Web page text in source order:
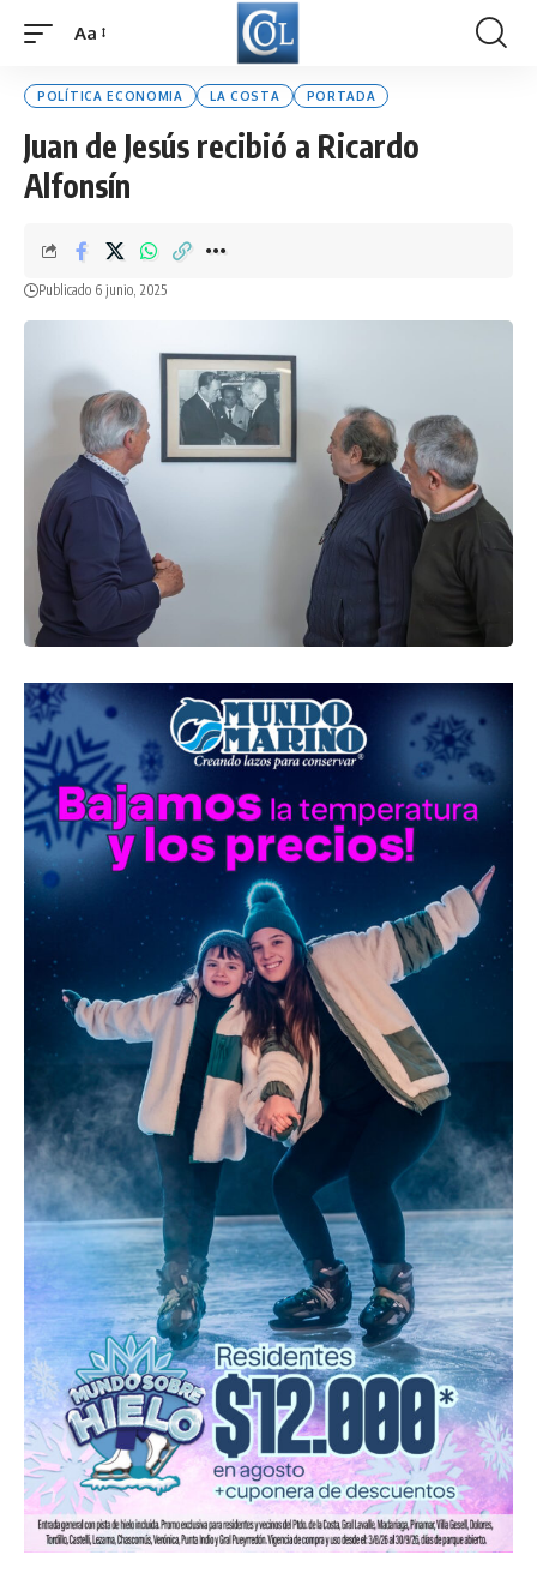
Font
Aa
POLÍTICA ECONOMIA LA COSTA PORTADA
Juan de Jesús recibió a Ricardo
Alfonsín
Publicado 6 junio, 2025